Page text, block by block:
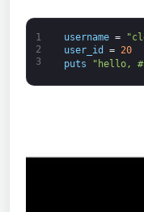
1
2
3
username =
user_id
= 20
puts
"hello,